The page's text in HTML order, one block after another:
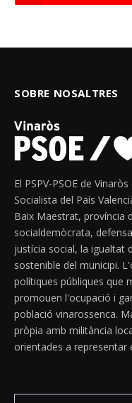
SOBRE NOSALTRES
El PSPV-PSOE de
Socialista del País
Baix Maestrat, província
socialdemòcrata,
justícia social, la igualtat
sostenible del municipi.
polítiques públiques que
promouen l'ocupació i
població vinarossenca.
pròpia amb militància
orientades a representar